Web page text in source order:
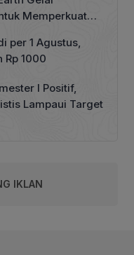
Memperkuat
per 1 Agustus,
Rp 1000
I Positif,
Lampaui Target
IKLAN